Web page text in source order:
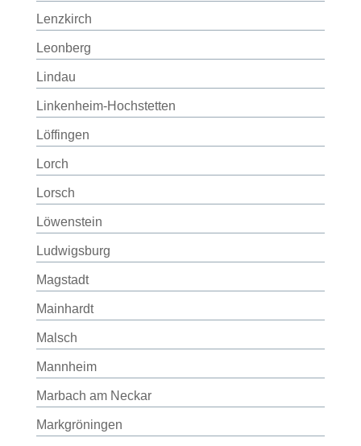
Lenzkirch
Leonberg
Lindau
Linkenheim-Hochstetten
Löffingen
Lorch
Lorsch
Löwenstein
Ludwigsburg
Magstadt
Mainhardt
Malsch
Mannheim
Marbach am Neckar
Markgröningen